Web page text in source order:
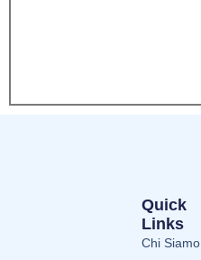
Quick
Links
Chi Siamo